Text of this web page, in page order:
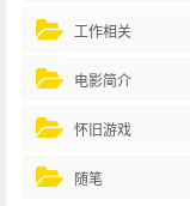
工作相关
电影简介
怀旧游戏
随笔